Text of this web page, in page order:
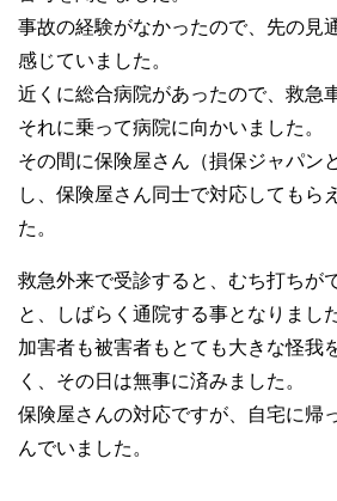
事故の経験がなかったので、先の見
感じていました。
近くに総合病院があったので、救急
それに乗って病院に向かいました。
その間に保険屋さん（損保ジャパン
し、保険屋さん同士で対応してもら
た。
救急外来で受診すると、むち打ちが
と、しばらく通院する事となりました
加害者も被害者もとても大きな怪我
く、その日は無事に済みました。
保険屋さんの対応ですが、自宅に帰
んでいました。